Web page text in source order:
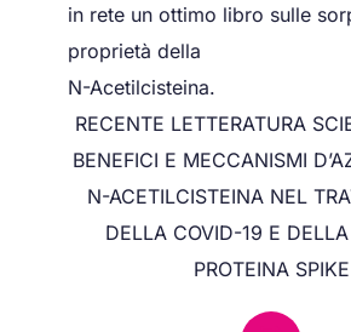
in rete un ottimo libro sulle
proprietà della
N-Acetilcisteina.
RECENTE LETTERATURA
BENEFICI E MECCANISMI
N-ACETILCISTEINA NEL
DELLA COVID-19 E
PROTEINA SPIKE